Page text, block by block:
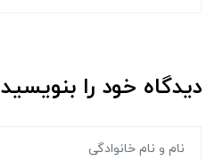
دیدگاه خود را بنویسید